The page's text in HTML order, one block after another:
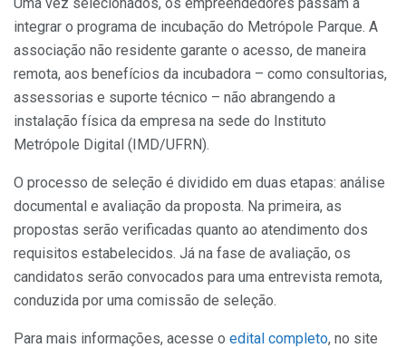
integrar o programa de incubação do Metrópole Parque. A
associação não residente garante o acesso, de maneira
remota, aos benefícios da incubadora – como consultorias,
assessorias e suporte técnico – não abrangendo a
instalação física da empresa na sede do Instituto
Metrópole Digital (IMD/UFRN).
O processo de seleção é dividido em duas etapas: análise
documental e avaliação da proposta. Na primeira, as
propostas serão verificadas quanto ao atendimento dos
requisitos estabelecidos. Já na fase de avaliação, os
candidatos serão convocados para uma entrevista remota,
conduzida por uma comissão de seleção.
Para mais informações, acesse o edital completo, no site